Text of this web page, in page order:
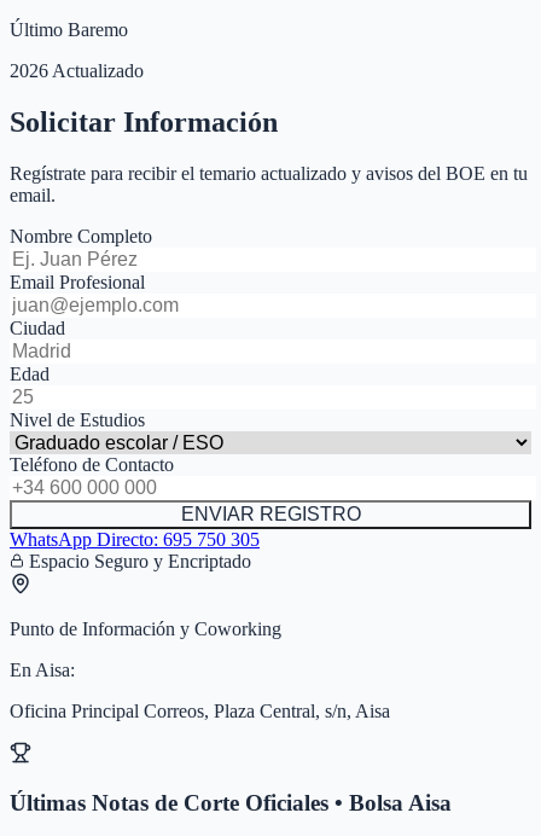
Último Baremo
2026 Actualizado
Solicitar Información
Regístrate para recibir el temario actualizado y avisos del BOE en tu
email.
Nombre Completo
Email Profesional
Ciudad
Edad
Nivel de Estudios
Teléfono de Contacto
ENVIAR REGISTRO
WhatsApp Directo: 695 750 305
Espacio Seguro y Encriptado
Punto de Información y Coworking
En Aisa:
Oficina Principal Correos, Plaza Central, s/n, Aisa
Últimas Notas de Corte Oficiales • BolsaAisa